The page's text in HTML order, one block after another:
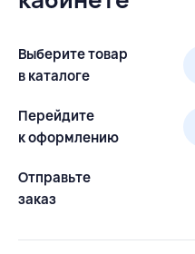
Выберите товар
в каталоге
Перейдите
к оформлению
Отправьте
заказ